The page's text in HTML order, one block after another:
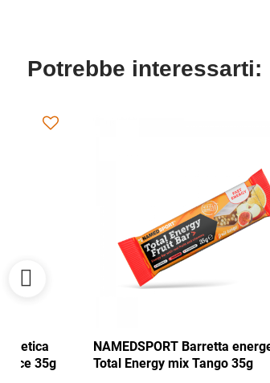
Potrebbe interessarti:
NAMEDSPORT Barretta energetica
Total Energy mirtillo rosso-noce 35g